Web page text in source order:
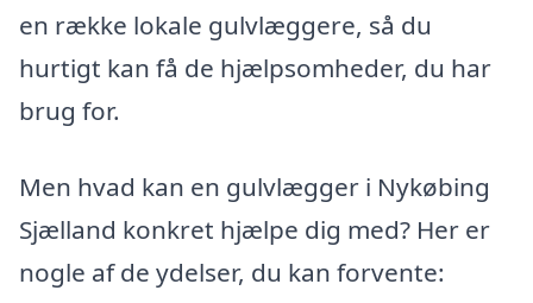
en række lokale gulvlæggere, så du
hurtigt kan få de hjælpsomheder, du har
brug for.
Men hvad kan en gulvlægger i Nykøbing
Sjælland konkret hjælpe dig med? Her er
nogle af de ydelser, du kan forvente: